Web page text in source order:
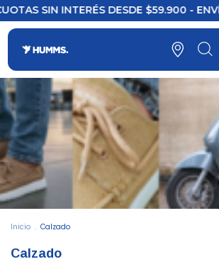
DESDE $59.900 - ENVÍO GRATIS DESDE
Inicio . Calzado
Calzado